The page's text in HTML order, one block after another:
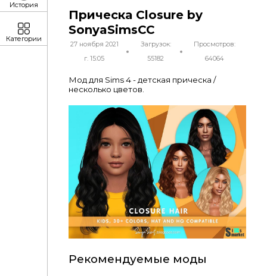
Прическа Closure by
SonyaSimsCC
27 ноября 2021
г. 15:05
Загрузок:
55182
Просмотров:
64064
Мод для Sims 4 - детская прическа /
несколько цветов.
Рекомендуемые моды
История
Категории